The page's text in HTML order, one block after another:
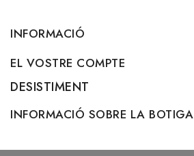
INFORMACIÓ
EL VOSTRE COMPTE
DESISTIMENT
INFORMACIÓ SOBRE LA BOTIGA